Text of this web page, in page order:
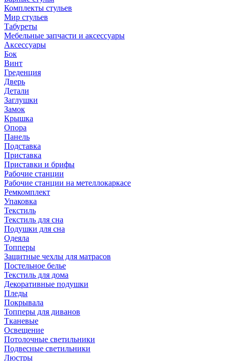
Комплекты стульев
Мир стульев
Табуреты
Мебельные запчасти и аксессуары
Аксессуары
Бок
Винт
Греденция
Дверь
Детали
Заглушки
Замок
Крышка
Опора
Панель
Подставка
Приставка
Приставки и брифы
Рабочие станции
Рабочие станции на метеллокаркасе
Ремкомплект
Упаковка
Текстиль
Текстиль для сна
Подушки для сна
Одеяла
Топперы
Защитные чехлы для матрасов
Постельное белье
Текстиль для дома
Декоративные подушки
Пледы
Покрывала
Топперы для диванов
Тканевые
Освещение
Потолочные светильники
Подвесные светильники
Люстры